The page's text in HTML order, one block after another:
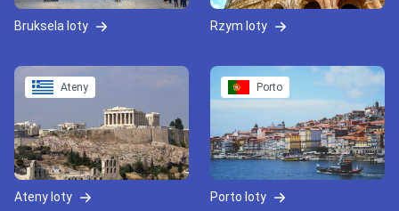
Bruksela loty Rzym loty
Ateny
Ateny loty
Porto
Porto loty